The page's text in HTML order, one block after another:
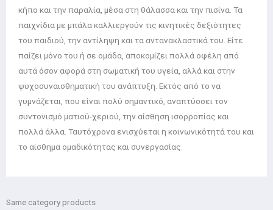
κήπο και την παραλία, μέσα στη θάλασσα και την πισίνα. Τα
παιχνίδια με μπάλα καλλιεργούν τις κινητικές δεξιότητες
του παιδιού, την αντίληψη και τα αντανακλαστικά του. Είτε
παίζει μόνο του ή σε ομάδα, αποκομίζει πολλά οφέλη από
αυτά όσον αφορά στη σωματική του υγεία, αλλά και στην
ψυχοσυναισθηματική του ανάπτυξη. Εκτός από το να
γυμνάζεται, που είναι πολύ σημαντικό, αναπτύσσει τον
συντονισμό ματιού-χεριού, την αίσθηση ισορροπίας και
πολλά άλλα. Ταυτόχρονα ενισχύεται η κοινωνικότητά του και
το αίσθημα ομαδικότητας και συνεργασίας.
Same category products